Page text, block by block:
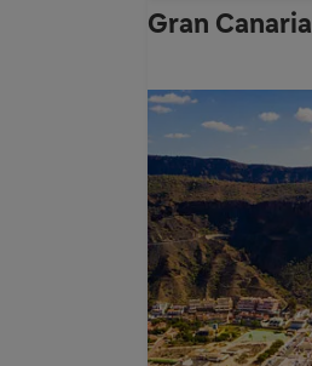
Gran Canaria